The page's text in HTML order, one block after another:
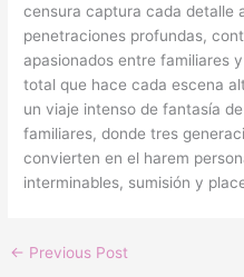
censura captura cada detalle
penetraciones profundas,
apasionados entre familiares
total que hace cada escena
un viaje intenso de fantasía
familiares, donde tres
convierten en el harem
interminables, sumisión y
← Previous Post